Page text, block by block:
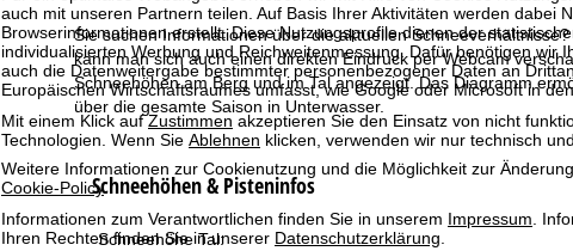
auch mit unseren Partnern teilen. Auf Basis Ihrer Aktivitäten werden dabei
Browserinformationen erstellt. Diese Nutzungsprofile dienen der
individualisierten Werbung und Reichweitenmessung. Dafür benötigen wir
auch die Datenweitergabe bestimmter personenbezogener Daten an
Europäischen Wirtschaftsraumes umfasst, wie Google oder Microsoft in
Mit einem Klick aufZustimmen akzeptieren Sie den Einsatz von nicht
Technologien. Wenn Sie Ablehnen klicken, verwenden wir nur technisch
Weitere Informationen zur Cookienutzung und die Möglichkeit zur
Cookie-Policy.
Informationen zum Verantwortlichen finden Sie in unserem Impressum.
Ihren Rechten finden Sie in unserer Datenschutzerklärung.
a
r
t
Sie suchen Informationen über die aktuellen
kann man sich auch einen direkten Eindruck per Webcam
Schneehöhen am Berg und im Tal angezeigt. Das Diagramm
über die gesamte Saison in Unterwasser.
Schneehöhen & Pisteninfos
Schneehöhe Tal: